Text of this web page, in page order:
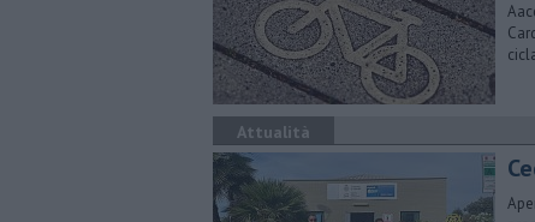
Attualità